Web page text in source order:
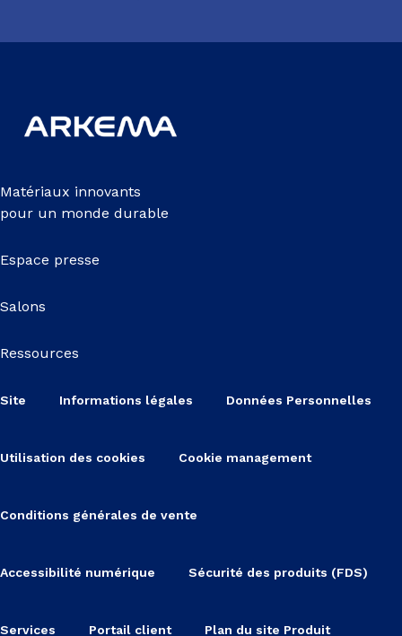
Matériaux innovants
pour un monde durable
Espace presse
Salons
Ressources
Site Informations légales Données Personnelles
Utilisation des cookies Cookie management
Conditions générales de vente
Accessibilité numérique Sécurité des produits (FDS)
Services Portail client Plan du site Produit